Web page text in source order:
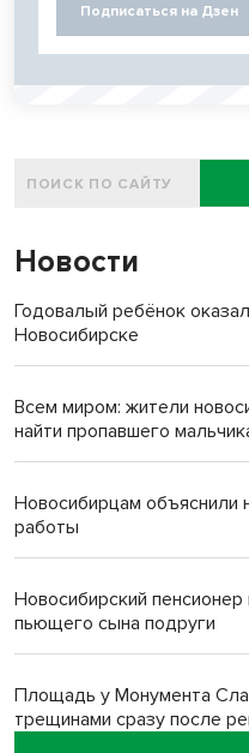
Подписаться на Дзен
Новости
Годовалый ребёнок
Новосибирске
Всем миром: жители
найти пропавшего
Новосибирцам объяснили
работы
Новосибирский
пьющего сына подруги
Площадь у Монумента
трещинами сразу после